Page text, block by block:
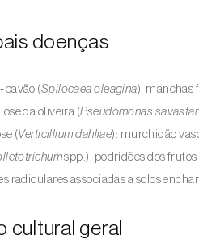
doenças
(Spilocaea oleagina): manchas
da oliveira (Pseudomonas
(Verticillium dahliae): murchidão
spp.): podridões dos frutos
radiculares associadas a solos
cultural geral